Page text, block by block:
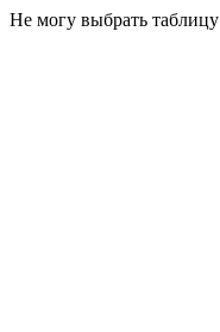
Не могу выбрать таблицу